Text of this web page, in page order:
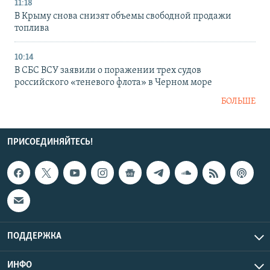
11:18
В Крыму снова снизят объемы свободной продажи
топлива
10:14
В СБС ВСУ заявили о поражении трех судов
российского «теневого флота» в Черном море
БОЛЬШЕ
ПРИСОЕДИНЯЙТЕСЬ!
ПОДДЕРЖКА
ИНФО